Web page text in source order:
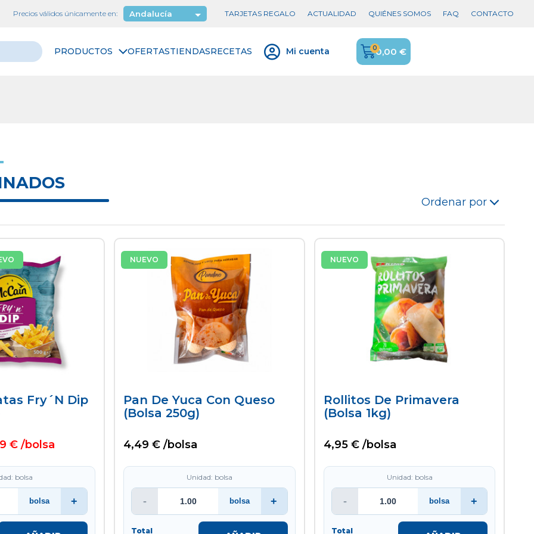
Precios válidos únicamente en: Andalucía TARJETAS REGALO ACTUALIDAD QUIÉNES SOMOS FAQ CONTACTO
PRODUCTOS OFERTASTIENDASRECETAS Mi cuenta 0,00 €
Ordenar por
Fry´n Dip
€ /bolsa
bolsa
bolsa +
Pan De Yuca Con Queso
(bolsa 250g)
4,49 € /bolsa
Unidad: bolsa
- bolsa +
Total
NUEVO
Rollitos De Primavera
(bolsa 1kg)
4,95 € /bolsa
Unidad: bolsa
- bolsa +
Total
NUEVO